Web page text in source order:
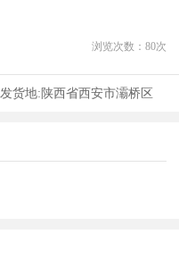
浏览次数： 80次
发货地:陕西省西安市灞桥区